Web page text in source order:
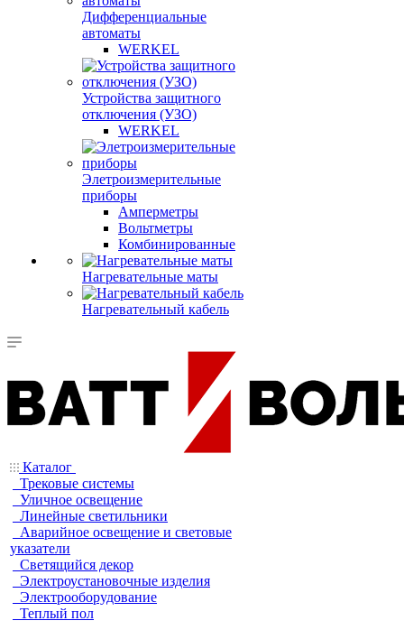
Дифференциальные
автоматы
WERKEL
Устройства защитного
отключения (УЗО)
WERKEL
Элетроизмерительные
приборы
Амперметры
Вольтметры
Комбинированные
Нагревательные маты
Нагревательный кабель
Каталог
Трековые системы
Уличное освещение
Линейные светильники
Аварийное освещение и световые
указатели
Светящийся декор
Электроустановочные изделия
Электрооборудование
Теплый пол